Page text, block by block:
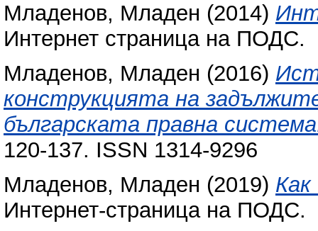
Младенов, Младен (2014)
Интернет страница на ПОДС.
Младенов, Младен (2016)
конструкцията на
българската правна
120-137. ISSN 1314-9296
Младенов, Младен (2019)
Интернет-страница на ПОДС.